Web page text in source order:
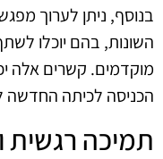
בנוסף, ניתן לערוך
השונות, בהם יוכלו
מוקדמים. קשרים אלה
הכניסה לכיתה החדשה
תמיכה רגשית